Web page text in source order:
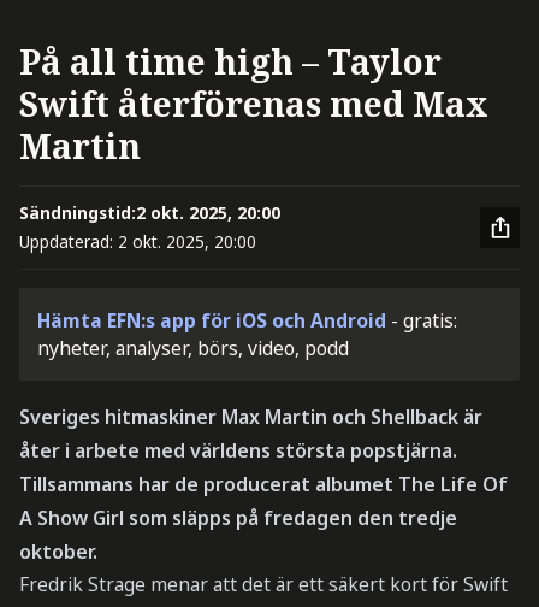
På all time high – Taylor
Swift återförenas med Max
Martin
Sändningstid:2 okt. 2025, 20:00
Uppdaterad: 2 okt. 2025, 20:00
Hämta EFN:s app för iOS och Android - gratis:
nyheter, analyser, börs, video, podd
Sveriges hitmaskiner Max Martin och Shellback är
åter i arbete med världens största popstjärna.
Tillsammans har de producerat albumet The Life Of
A Show Girl som släpps på fredagen den tredje
oktober.
Fredrik Strage menar att det är ett säkert kort för Swift